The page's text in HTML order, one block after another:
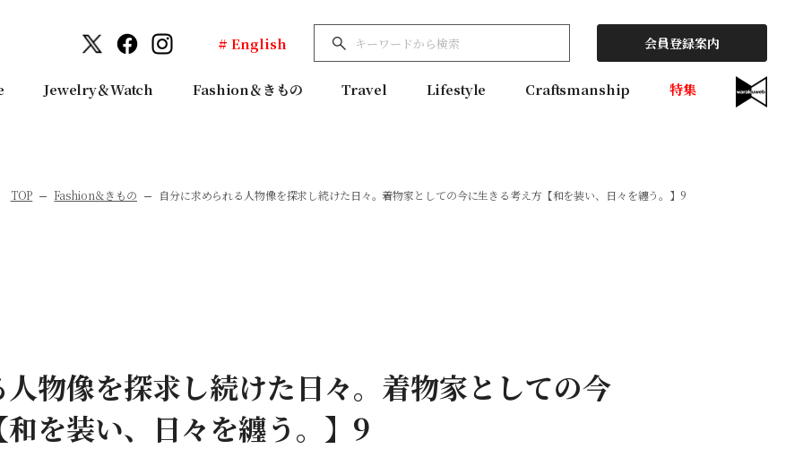
# English 会員登録案内
Jewelry＆Watch Fashion＆きもの Travel Lifestyle Craftsmanship 特集
TOP Fashion＆きもの 自分に求められる人物像を探求し続けた日々。着物家としての今に生きる考え方【和を装い、日々を纏う。】9
物像を探求し続けた日々。着物家としての今
を装い、日々を纏う。】9